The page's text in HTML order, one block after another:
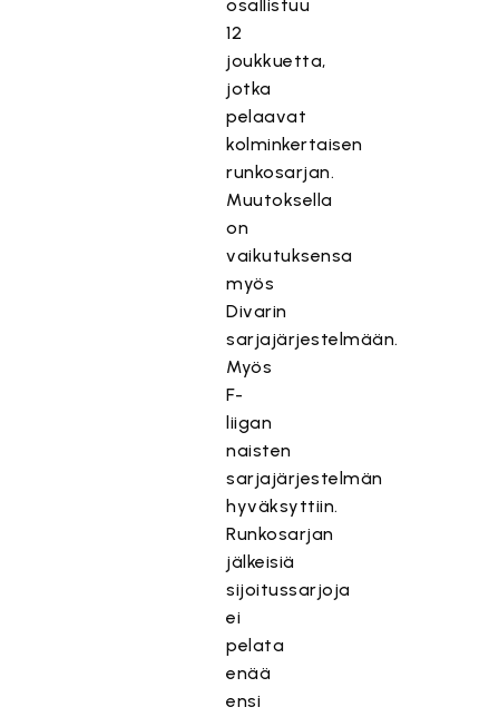
osallistuu
12
joukkuetta,
jotka
pelaavat
kolminkertaisen
runkosarjan.
Muutoksella
on
vaikutuksensa
myös
Divarin
sarjajärjestelmään.
Myös
F-
liigan
naisten
sarjajärjestelmän
hyväksyttiin.
Runkosarjan
jälkeisiä
sijoitussarjoja
ei
pelata
enää
ensi